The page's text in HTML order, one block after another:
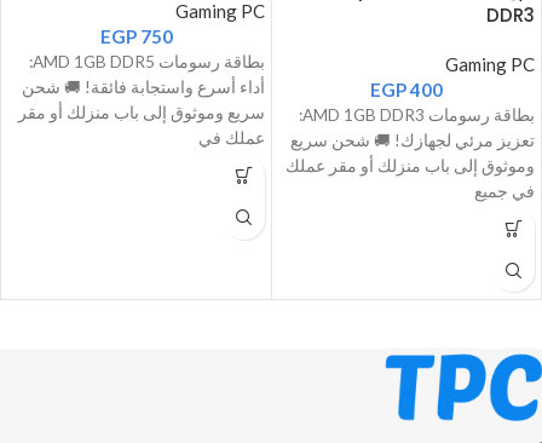
DDR3
Gaming PC
EGP400
بطاقة رسومات AMD 1GB DDR3:
تعزيز مرئي لجهازك! 🚚 شحن سريع
وموثوق إلى باب منزلك أو مقر عملك
في جميع
Gaming PC
EGP 750
بطاقة رسومات AMD 1GB DDR5:
أداء أسرع واستجابة فائقة! 🚚 شحن
سريع وموثوق إلى باب منزلك أو مقر
عملك في